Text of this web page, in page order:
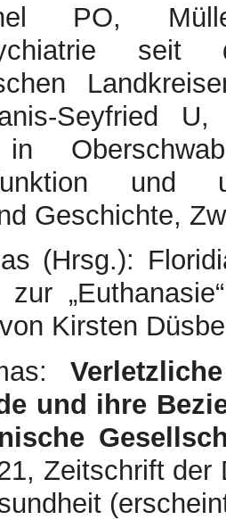
PO,
Seyfried
in
und
Geschichte,
(Hrsg.):
zur
Kirsten
und ihre
Zeitschrift